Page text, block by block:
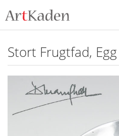
Stort Frugtfad, Egg